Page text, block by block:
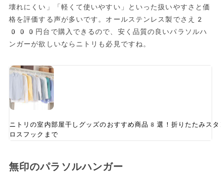
壊れにくい」「軽くて使いやすい」といった扱いやすさと価
格を評価する声が多いです。オールステンレス製でさえ2
000円台で購入できるので、安く品質の良いパラソルハ
ンガーが欲しいならニトリも必見ですね。
ニトリの室内部屋干しグッズのおすすめ商品8選！折りたたみス
ロスフックまで
無印のパラソルハンガー